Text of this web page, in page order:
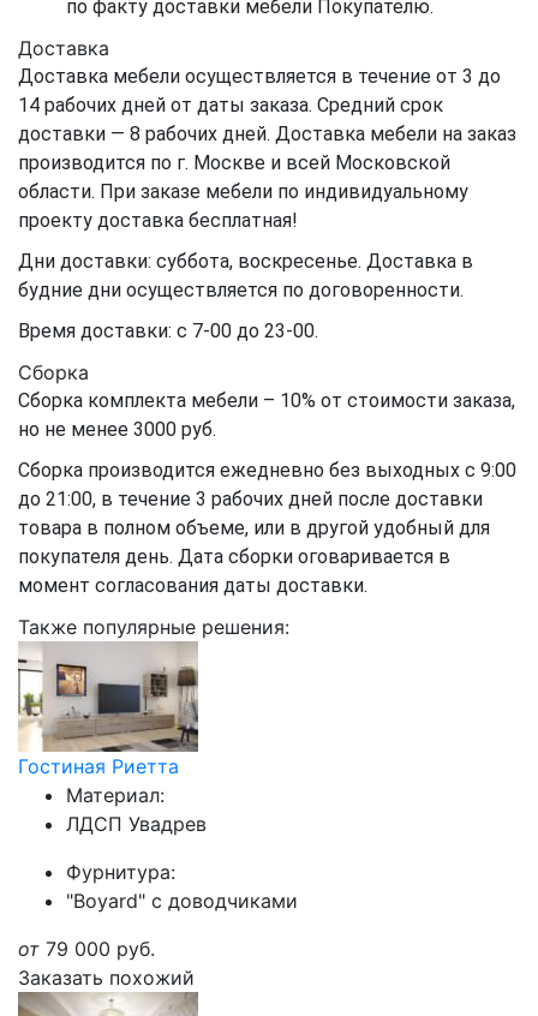
по факту доставки мебели Покупателю.
Доставка
Доставка мебели осуществляется в течение от 3 до
14 рабочих дней от даты заказа. Средний срок
доставки — 8 рабочих дней. Доставка мебели на заказ
производится по г. Москве и всей Московской
области. При заказе мебели по индивидуальному
проекту доставка бесплатная!
Дни доставки: суббота, воскресенье. Доставка в
будние дни осуществляется по договоренности.
Время доставки: с 7-00 до 23-00.
Сборка
Сборка комплекта мебели – 10% от стоимости заказа,
но не менее 3000 руб.
Сборка производится ежедневно без выходных с 9:00
до 21:00, в течение 3 рабочих дней после доставки
товара в полном объеме, или в другой удобный для
покупателя день. Дата сборки оговаривается в
момент согласования даты доставки.
Также популярные решения:
Гостиная Риетта
Материал:
ЛДСП Увадрев
Фурнитура:
"Boyard" с доводчиками
от 79 000 руб.
Заказать похожий